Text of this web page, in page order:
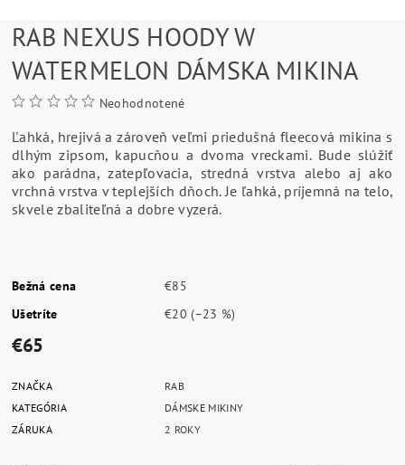
RAB NEXUS HOODY W
WATERMELON DÁMSKA MIKINA
Neohodnotené
Ľahká, hrejivá a zároveň veľmi priedušná fleecová mikina s
dlhým zipsom, kapucňou a dvoma vreckami. Bude slúžiť
ako parádna, zatepľovacia, stredná vrstva alebo aj ako
vrchná vrstva v teplejších dňoch. Je ľahká, príjemná na telo,
skvele zbaliteľná a dobre vyzerá.
Bežná cena
€85
Ušetríte
€20(–23 %)
€65
ZNAČKA
RAB
KATEGÓRIA
DÁMSKE MIKINY
ZÁRUKA
2 ROKY